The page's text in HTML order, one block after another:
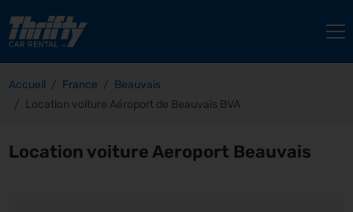
Accueil France
Beauvais
Location voiture Aéroport de Beauvais BVA
Location voiture Aeroport Beauvais